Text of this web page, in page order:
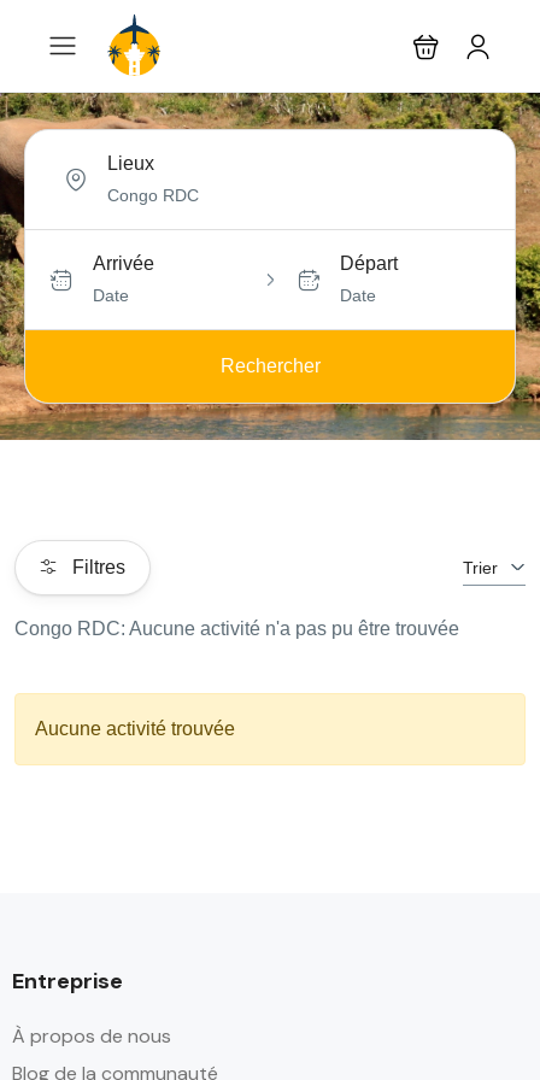
Lieux
Arrivée
Date
Départ
Date
Rechercher
Filtres Trier
Congo RDC: Aucune activité n'a pas pu être trouvée
Aucune activité trouvée
Entreprise
À propos de nous
Blog de la communauté